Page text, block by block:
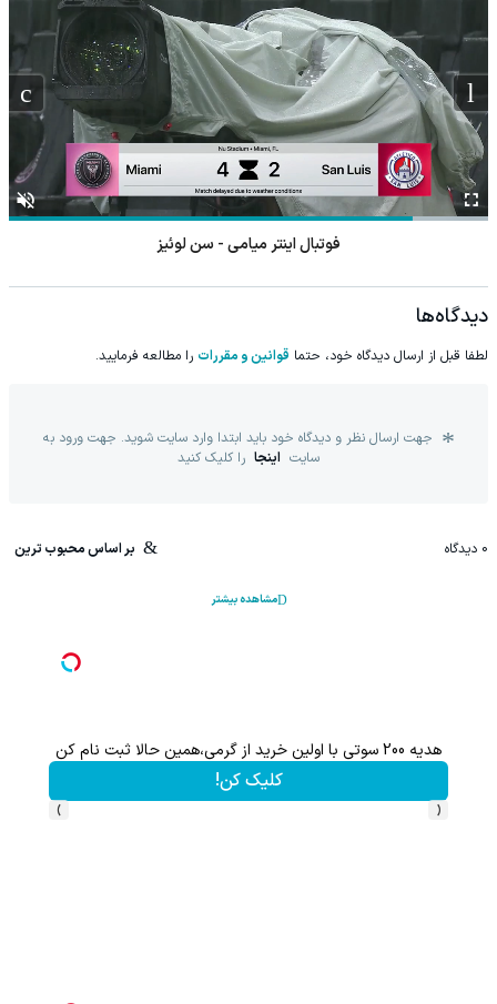
فوتبال اینتر میامی - سن لوئیز
دیدگاه‌ها
لطفا قبل از ارسال دیدگاه خود، حتما قوانین و مقررات را مطالعه فرمایید.
جهت ارسال نظر و دیدگاه خود باید ابتدا وارد سایت شوید. جهت ورود به
سایت اینجا را کلیک کنید
0 دیدگاه بر اساس محبوب ترین
مشاهده بیشتر
هدیه 200 سوتی با اولین خرید از گرمی،همین حالا ثبت نام کن
کلیک کن!
‹
›